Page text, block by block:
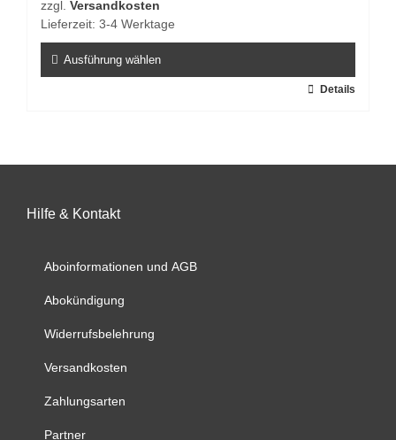
der
gewählt
werden
zzgl. Versandkosten
Lieferzeit: 3-4 Werktage
Ausführung wählen
Die
können
der
werden
Details
Hilfe & Kontakt
Aboinformationen und AGB
Abokündigung
Widerrufsbelehrung
Versandkosten
Zahlungsarten
Partner